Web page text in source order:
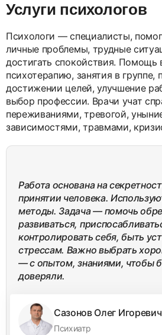
Услуги психологов
Психологи — специалисты,
личные проблемы, трудные
достигать спокойствия. Помощь
психотерапию, занятия в
достижении целей, улучшение
выбор профессии. Врачи учат
переживаниями, тревогой,
зависимостями, травмами,
Работа основана на
принятии человека.
методы. Задача — помочь
развиваться,
контролировать себя, быть
стрессам. Важно выбрать
— с опытом, знаниями, чтобы
доверяли.
Сазонов Олег Игоревич
Психиатр